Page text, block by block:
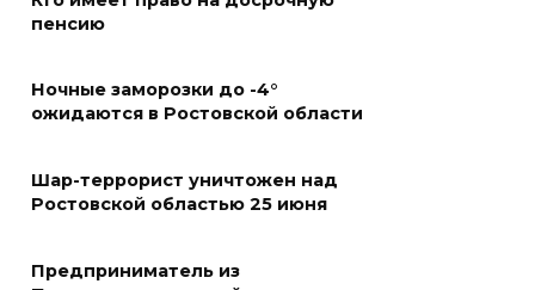
избирательного процесса в
07 августа 2026 17:14
В Ростове доходный дом
Емельяновых на Большой
специалисты
пенсию
Ночные заморозки до -4°
ожидаются в Ростовской области
Шар-террорист уничтожен над
Ростовской областью 25 июня
Предприниматель из